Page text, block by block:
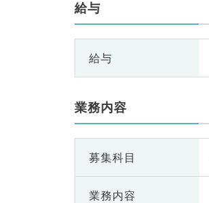
給与
給与
業務内容
募集科目
業務内容